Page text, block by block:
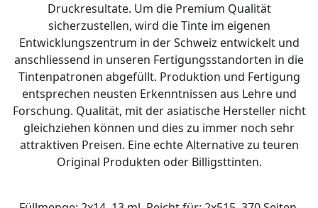
Druckresultate. Um die Premium Qualität
sicherzustellen, wird die Tinte im eigenen
Entwicklungszentrum in der Schweiz entwickelt und
anschliessend in unseren Fertigungsstandorten in die
Tintenpatronen abgefüllt. Produktion und Fertigung
entsprechen neusten Erkenntnissen aus Lehre und
Forschung. Qualität, mit der asiatische Hersteller nicht
gleichziehen können und dies zu immer noch sehr
attraktiven Preisen. Eine echte Alternative zu teuren
Original Produkten oder Billigsttinten.